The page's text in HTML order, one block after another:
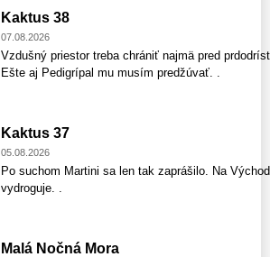
Kaktus 38
07.08.2026
Vzdušný priestor treba chrániť najmä pred
Ešte aj Pedigrípal mu musím predžúvať. .
Kaktus 37
05.08.2026
Po suchom Martini sa len tak zaprášilo. Na
vydroguje. .
Malá Nočná Mora